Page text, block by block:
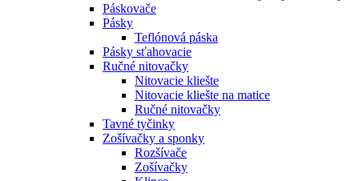
Páskovače
Pásky
Teflónová páska
Pásky sťahovacie
Ručné nitovačky
Nitovacie kliešte
Nitovacie kliešte na matice
Ručné nitovačky
Tavné tyčinky
Zošívačky a sponky
Rozšívače
Zošívačky